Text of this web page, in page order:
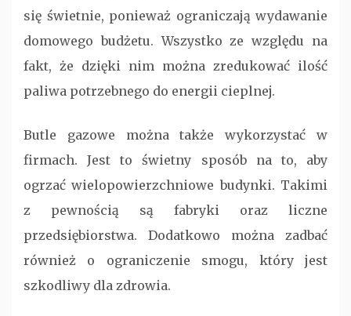
się świetnie, ponieważ ograniczają wydawanie
domowego budżetu. Wszystko ze względu na
fakt, że dzięki nim można zredukować ilość
paliwa potrzebnego do energii cieplnej.
Butle gazowe można także wykorzystać w
firmach. Jest to świetny sposób na to, aby
ogrzać wielopowierzchniowe budynki. Takimi
z pewnością są fabryki oraz liczne
przedsiębiorstwa. Dodatkowo można zadbać
również o ograniczenie smogu, który jest
szkodliwy dla zdrowia.